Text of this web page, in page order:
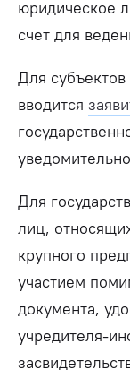
юридическое
счет для
Для
вводится
Для
лиц,
крупного
участием
документа,
учредителя-